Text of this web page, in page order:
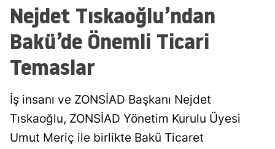
Nejdet Tıskaoğlu’ndan
Bakü’de Önemli Ticari
Temaslar
İş insanı ve ZONSİAD Başkanı Nejdet
Tıskaoğlu, ZONSİAD Yönetim Kurulu Üyesi
Umut Meriç ile birlikte Bakü Ticaret